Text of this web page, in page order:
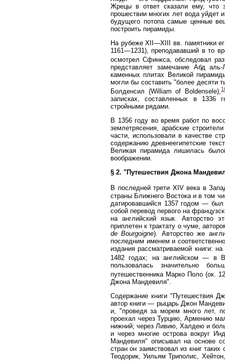
Жрецы в ответ сказали ему, что
прошествии многих лет вода уйдет
будущего потопа самые ценные
построить пирамиды.
На рубеже XII—XIII вв. памятники
1161—1231), преподававший в то
осмотрел Сфинкса, обследовал
представляет замечание Абд
каменных плитах Великой
могли бы составить "более десяти
Болденсил (William of Boldensele),
записках, составленных в 1336
стройными рядами.
В 1356 году во время работ по
землетрясения, арабские
части, использовали в качестве
содержанию древнеегипетские
Великая пирамида лишилась
воображении.
§ 2. "Путешествия Джона
В последней трети XIV века в
страны Ближнего Востока и в том
датировавшийся 1357 годом —
собой перевод первого на
на английский язык. Авторство
приплетен к трактату о чуме,
de Bourgoigne). Авторство же
последним именем и
издания рассматриваемой книги:
1482 годах; на английском — в
пользовалась значительно
путешественника Марко Поло (ок.
Джона Мандевиля".
Содержание книги "Путешествия
автор книги — рыцарь Джон
и, "проведя за морем много лет,
проехал через Турцию, Армению
нижний; через Ливию, Халдею и
и через многие острова вокруг
Мандевиля" описывал на основе
стран он заимствовал из книг
Теодорик, Уильям Триполис,